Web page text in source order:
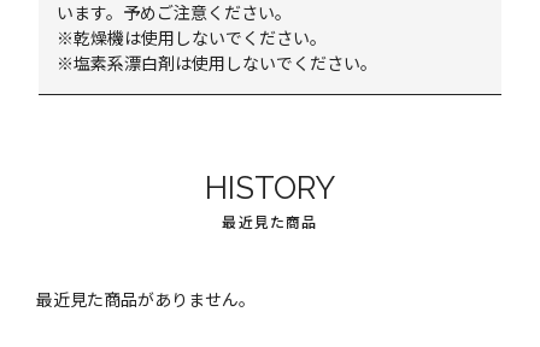
います。予めご注意ください。
※乾燥機は使用しないでください。
※塩素系漂白剤は使用しないでください。
HISTORY
最近見た商品
最近見た商品がありません。